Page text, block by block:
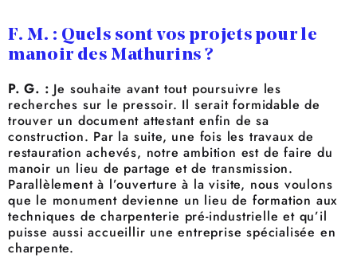
F. M. : Quels sont vos projets pour le
manoir des Mathurins ?
P. G. : Je souhaite avant tout poursuivre les
recherches sur le pressoir. Il serait formidable de
trouver un document attestant enfin de sa
construction. Par la suite, une fois les travaux de
restauration achevés, notre ambition est de faire du
manoir un lieu de partage et de transmission.
Parallèlement à l’ouverture à la visite, nous voulons
que le monument devienne un lieu de formation aux
techniques de charpenterie pré-industrielle et qu’il
puisse aussi accueillir une entreprise spécialisée en
charpente.